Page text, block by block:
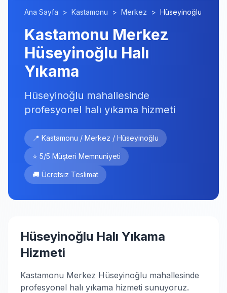
Ana Sayfa > Kastamonu > Merkez > Hüseyinoğlu
Kastamonu Merkez
Hüseyinoğlu Halı
Yıkama
Hüseyinoğlu mahallesinde
profesyonel halı yıkama hizmeti
📍 Kastamonu / Merkez / Hüseyinoğlu
⭐ 5/5 Müşteri Memnuniyeti
🚚 Ücretsiz Teslimat
Hüseyinoğlu Halı Yıkama
Hizmeti
Kastamonu Merkez Hüseyinoğlu mahallesinde
profesyonel halı yıkama hizmeti sunuyoruz.